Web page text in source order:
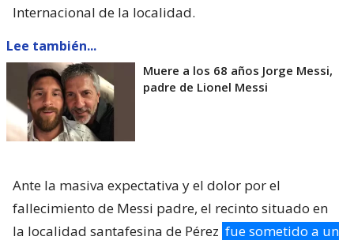
Internacional de la localidad.
Lee también...
Muere a los 68 años Jorge Messi,
padre de Lionel Messi
Ante la masiva expectativa y el dolor por el
fallecimiento de Messi padre, el recinto situado en
la localidad santafesina de Pérez fue sometido a un